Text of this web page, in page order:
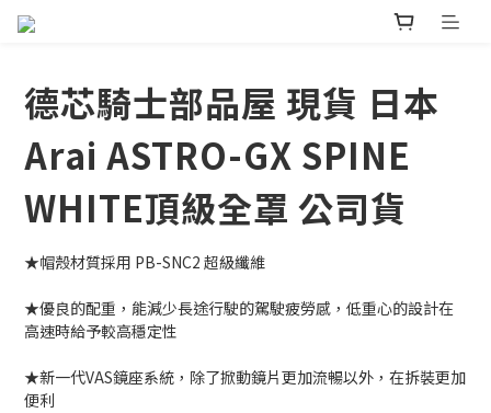
德芯騎士部品屋 現貨 日本
Arai ASTRO-GX SPINE
WHITE頂級全罩 公司貨
★帽殼材質採用 PB-SNC2 超級纖維
★優良的配重，能減少長途行駛的駕駛疲勞感，低重心的設計在
高速時給予較高穩定性
★新一代VAS鏡座系統，除了掀動鏡片更加流暢以外，在拆裝更加
便利